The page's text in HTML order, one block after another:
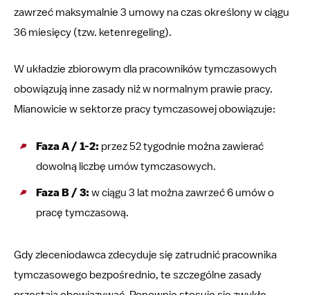
zawrzeć maksymalnie 3 umowy na czas określony w ciągu
36 miesięcy (tzw. ketenregeling).
W układzie zbiorowym dla pracowników tymczasowych
obowiązują inne zasady niż w normalnym prawie pracy.
Mianowicie w sektorze pracy tymczasowej obowiązuje:
Faza A / 1-2: przez 52 tygodnie można zawierać
dowolną liczbę umów tymczasowych.
Faza B / 3: w ciągu 3 lat można zawrzeć 6 umów o
pracę tymczasową.
Gdy zleceniodawca zdecyduje się zatrudnić pracownika
tymczasowego bezpośrednio, te szczególne zasady